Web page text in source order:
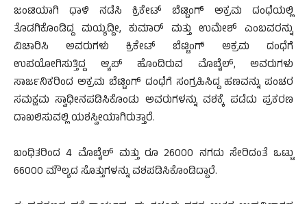
ಜಂಟಿಯಾಗಿ ಧಾಳಿ ನಡೆಸಿ ಕ್ರಿಕೇಟ್ ಬೆಟ್ಟಿಂಗ್ ಅಕ್ರಮ ದಂಧೆಯಲ್ಲಿ
ತೊಡಗಿಕೊಂಡಿದ್ದ ಮಯ್ಯದ್ದೀ, ಕುಮಾರ್ ಮತ್ತು ಉಮೇಶ್ ಎಂಬವರನ್ನು
ವಿಚಾರಿಸಿ ಅವರುಗಳು ಕ್ರಿಕೇಟ್ ಬೆಟ್ಟಿಂಗ್ ಅಕ್ರಮ ದಂಧೆಗೆ
ಉಪಯೋಗಿಸುತ್ತಿದ್ದ ಆ್ಯಪ್ ಹೊಂದಿರುವ ಮೊಬೈಲ್, ಅವರುಗಳು
ಸಾರ್ಜನಿಕರಿಂದ ಅಕ್ರಮ ಬೆಟ್ಟಿಂಗ್ ದಂಧೆಗೆ ಸಂಗ್ರಹಿಸಿದ್ದ ಹಣವನ್ನು ಪಂಚರ
ಸಮಕ್ಷಮ ಸ್ವಾಧೀನಪಡಿಸಿಕೊಂಡು ಅವರುಗಳನ್ನು ವಶಕ್ಕೆ ಪಡೆದು ಪ್ರಕರಣ
ದಾಖಲಿಸುವಲ್ಲಿ ಯಶಸ್ವೀಯಾಗಿರುತ್ತಾರೆ.
ಬಂಧಿತರಿಂದ 4 ಮೊಬೈಲ್ ಮತ್ತು ರೂ 26000 ನಗದು ಸೇರಿದಂತೆ ಒಟ್ಟು
66000 ಮೌಲ್ಯದ ಸೊತ್ತುಗಳನ್ನು ವಶಪಡಿಸಿಕೊಂಡಿದ್ದಾರೆ.